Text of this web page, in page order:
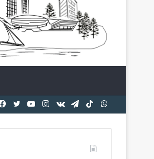
TikTok
Telegram
vk.com
Instagram
YouTube
Twitter
Facebook